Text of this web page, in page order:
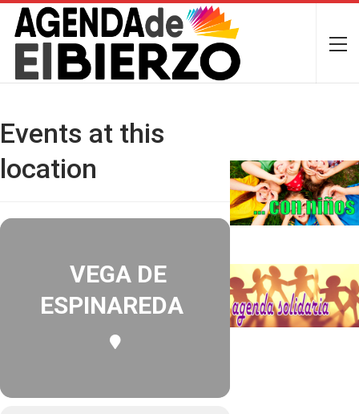
Events at this
location
VEGA DE
ESPINAREDA